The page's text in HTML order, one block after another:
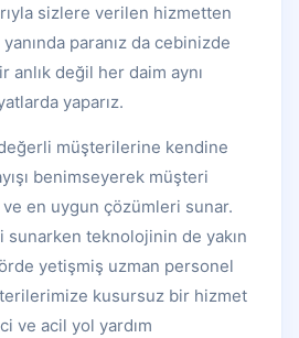
sizlere verilen hizmetten
paranız da cebinizde
anlık değil her daim aynı
yaparız.
müşterilerine kendine
benimseyerek müşteri
ve en uygun çözümleri sunar.
teknolojinin de yakın
yetişmiş uzman personel
kusursuz bir hizmet
ve acil yol yardım